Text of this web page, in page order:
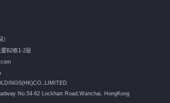
B2栋1-2层
No.54-62 Lockhart Road, Wanchai, HongKong